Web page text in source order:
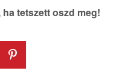
tetszett oszd meg!